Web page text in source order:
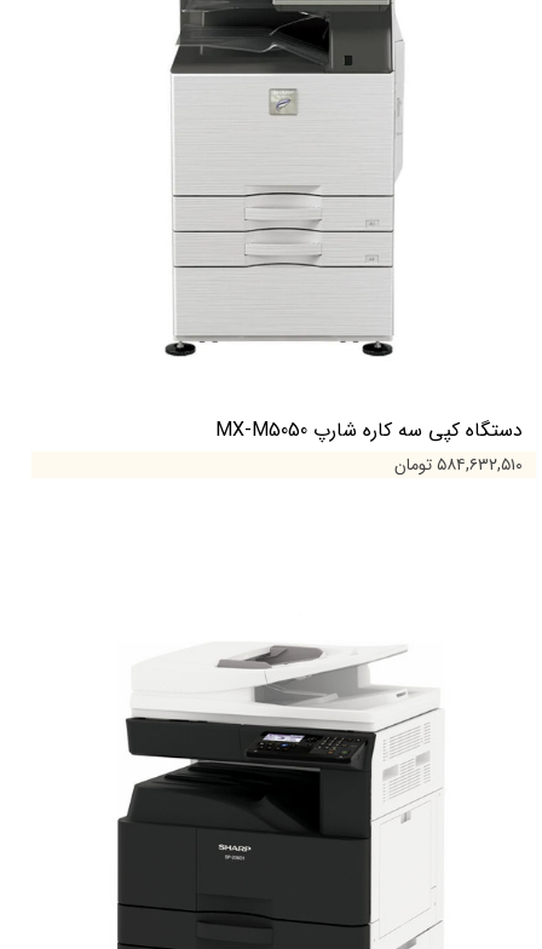
دستگاه کپی سه کاره شارپ MX-M5050
۵۸۴,۶۳۲,۵۱۰ تومان